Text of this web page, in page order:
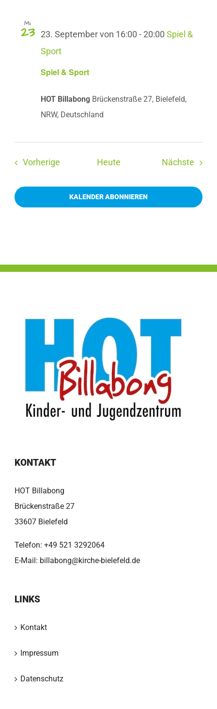
Mi.
23
Spiel & Sport
23. September von 16:00 - 20:00 Spiel &
Sport
HOT Billabong Brückenstraße 27, Bielefeld,
NRW, Deutschland
VorherigeVeranstaltungen
Heute Nächste
KALENDER ABONNIEREN
KONTAKT
HOT Billabong
Brückenstraße 27
33607 Bielefeld
Telefon: +49 521 3292064
E-Mail: billabong@kirche-bielefeld.de
LINKS
Kontakt
Impressum
Datenschutz